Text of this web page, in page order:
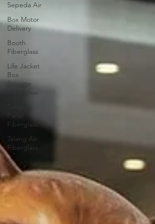
Sepeda Air
Box Motor
Delivery
Booth
Fiberglass
Life Jacket
Box
Storage
Fiberglass
Panel
Fiberglass
Talang Air
Fiberglass